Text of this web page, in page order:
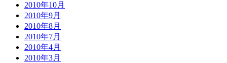
2010年10月
2010年9月
2010年8月
2010年7月
2010年4月
2010年3月